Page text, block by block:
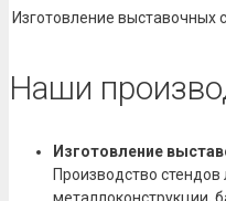
Изготовление выставочных
Наши
Изготовление
Производство